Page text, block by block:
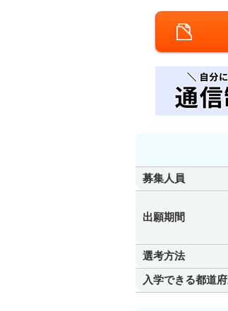
募集人員
出願期間
選考方法
入学できる都道